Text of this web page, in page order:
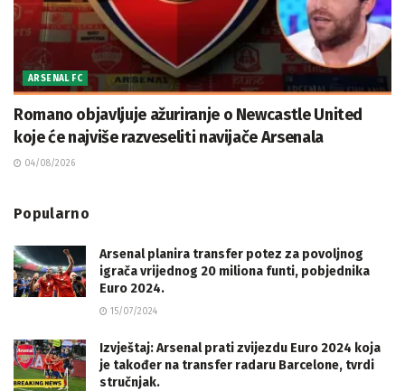
ARSENAL FC
Romano objavljuje ažuriranje o Newcastle United
koje će najviše razveseliti navijače Arsenala
04/08/2026
Popularno
Arsenal planira transfer potez za povoljnog
igrača vrijednog 20 miliona funti, pobjednika
Euro 2024.
15/07/2024
Izvještaj: Arsenal prati zvijezdu Euro 2024 koja
je također na transfer radaru Barcelone, tvrdi
stručnjak.